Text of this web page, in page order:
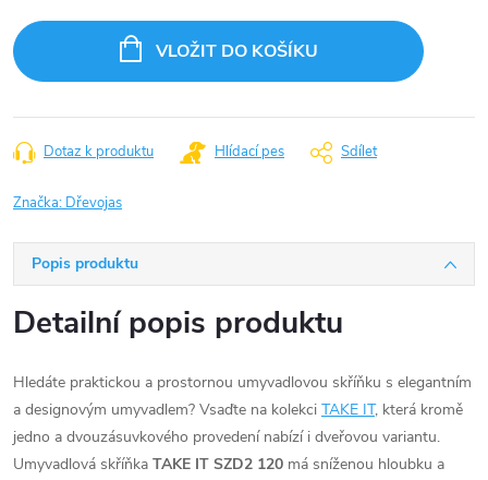
cena:
VLOŽIT DO KOŠÍKU
Dotaz k produktu Hlídací pes Sdílet
Značka: Dřevojas
Popis produktu
Detailní popis produktu
Hledáte praktickou a prostornou umyvadlovou skříňku s elegantním
a designovým umyvadlem? Vsaďte na kolekci TAKE IT, která kromě
jedno a dvouzásuvkového provedení nabízí i dveřovou variantu.
Umyvadlová skříňka TAKE IT SZD2 120 má sníženou hloubku a